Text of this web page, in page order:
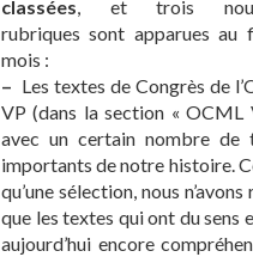
classées, et trois
rubriques sont apparues au
mois :
– Les textes de Congrès de
VP (dans la section « OCML
avec un certain nombre de
importants de notre histoire.
qu’une sélection, nous n’avons
que les textes qui ont du sens
aujourd’hui encore